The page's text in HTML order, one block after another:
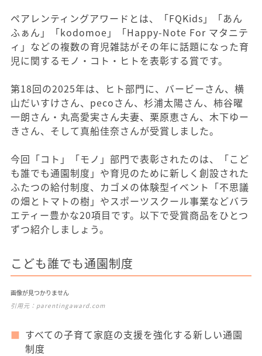
ペアレンティングアワードとは、「FQKids」「あん
ふぁん」「kodomoe」「Happy-Note For マタニテ
ィ」などの複数の育児雑誌がその年に話題になった育
児に関するモノ・コト・ヒトを表彰する賞です。
第18回の2025年は、ヒト部門に、バービーさん、横
山だいすけさん、pecoさん、杉浦太陽さん、柿谷曜
一朗さん・丸高愛実さん夫妻、栗原恵さん、木下ゆー
きさん、そして真船佳奈さんが受賞しました。
今回「コト」「モノ」部門で表彰されたのは、「こど
も誰でも通園制度」や育児のために新しく創設された
ふたつの給付制度、カゴメの体験型イベント「不思議
の畑とトマトの樹」やスポーツスクール事業などバラ
エティー豊かな20項目です。以下で受賞商品をひとつ
ずつ紹介しましょう。
こども誰でも通園制度
画像が見つかりません
引用元： parentingaward.com
すべての子育て家庭の支援を強化する新しい通園
制度